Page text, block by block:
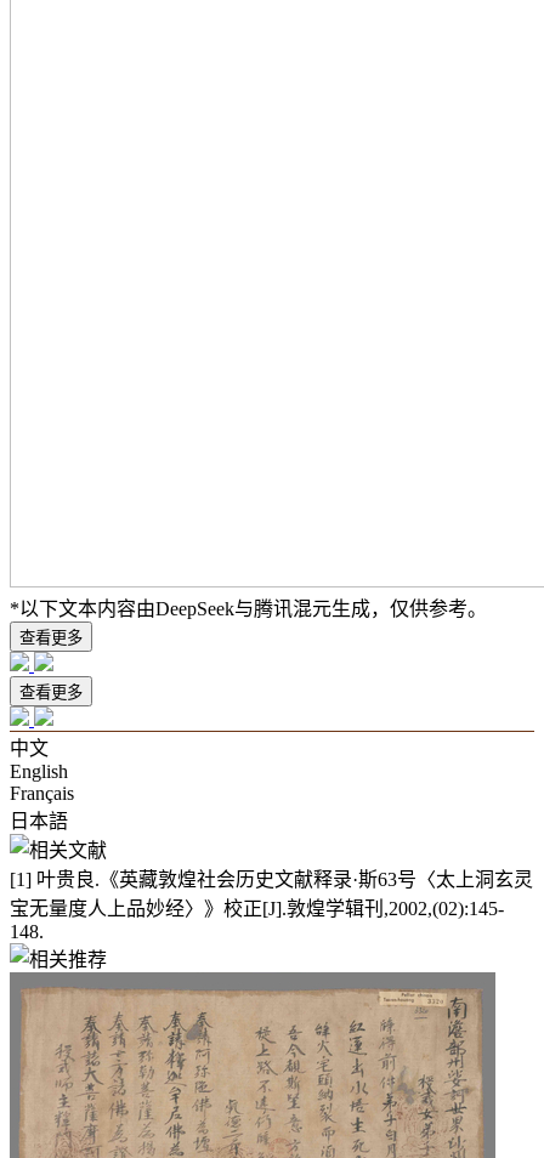
*以下文本内容由DeepSeek与腾讯混元生成，仅供参考。
查看更多
查看更多
中文
English
Français
日本語
[1] 叶贵良.《英藏敦煌社会历史文献释录·斯63号〈太上洞玄灵
宝无量度人上品妙经〉》校正[J].敦煌学辑刊,2002,(02):145-
148.